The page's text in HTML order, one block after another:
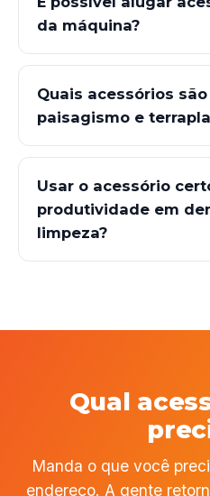
da máquina?
Quais acessórios
paisagismo e
Usar o acessório
produtividade em
limpeza?
Qual
Manda o que você
endereço. A gente